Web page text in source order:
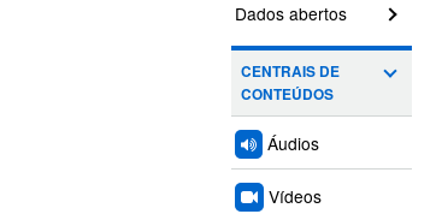
Dados abertos
CENTRAIS DE
CONTEÚDOS
Áudios
Vídeos